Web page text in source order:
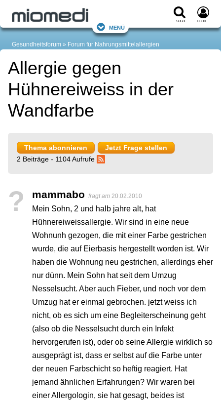
Suche Login
Menü
Gesundheitsforum Forum für Nahrungsmittelallergien
Allergie gegen
Hühnereiweiss in der
Wandfarbe
Thema abonnieren
Jetzt Frage stellen
2 Beiträge - 1104 Aufrufe
? mammabo fragt am 20.02.2010
Mein Sohn, 2 und halb jahre alt, hat
Hühnereiweissallergie. Wir sind in eine neue
Wohnunh gezogen, die mit einer Farbe gestrichen
wurde, die auf Eierbasis hergestellt worden ist. Wir
haben die Wohnung neu gestrichen, allerdings eher
nur dünn. Mein Sohn hat seit dem Umzug
Nesselsucht. Aber auch Fieber, und noch vor dem
Umzug hat er einmal gebrochen. jetzt weiss ich
nicht, ob es sich um eine Begleiterscheinung geht
(also ob die Nesselsucht durch ein Infekt
hervorgerufen ist), oder ob seine Allergie wirklich so
ausgeprägt ist, dass er selbst auf die Farbe unter
der neuen Farbschicht so heftig reagiert. Hat
jemand ähnlichen Erfahrungen? Wir waren bei
einer Allergologin, sie hat gesagt, beides ist